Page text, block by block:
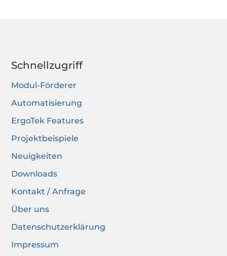
Schnellzugriff
Modul-Förderer
Automatisierung
ErgoTek Features
Projektbeispiele
Neuigkeiten
Downloads
Kontakt / Anfrage
Über uns
Datenschutzerklärung
Impressum